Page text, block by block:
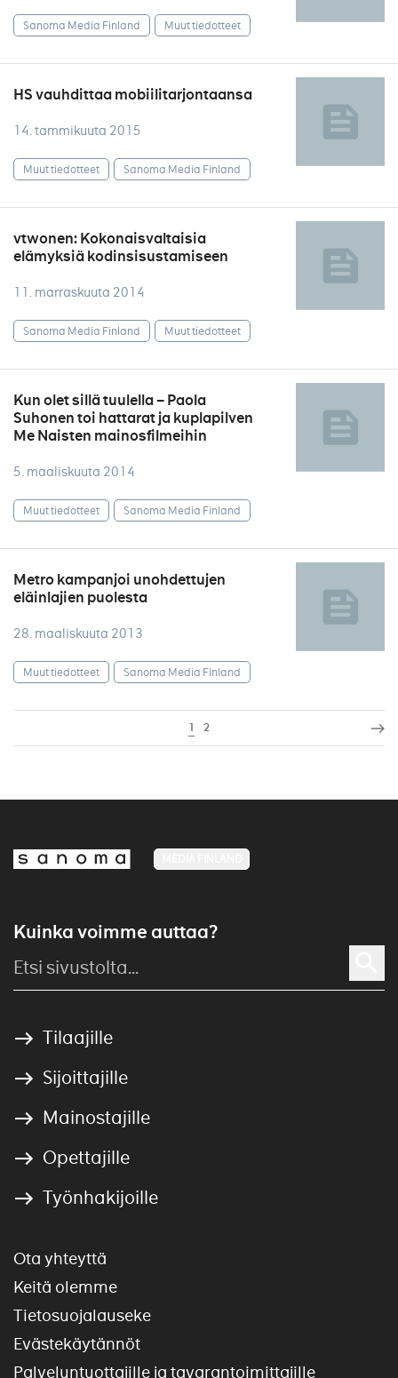
Sanoma Media Finland Muut tiedotteet
HS vauhdittaa mobiilitarjontaansa
14. tammikuuta 2015
Muut tiedotteet Sanoma Media Finland
vtwonen: Kokonaisvaltaisia
elämyksiä kodinsisustamiseen
11. marraskuuta 2014
Sanoma Media Finland Muut tiedotteet
Kun olet sillä tuulella – Paola
Suhonen toi hattarat ja kuplapilven
Me Naisten mainosfilmeihin
5. maaliskuuta 2014
Muut tiedotteet Sanoma Media Finland
Metro kampanjoi unohdettujen
eläinlajien puolesta
28. maaliskuuta 2013
Muut tiedotteet Sanoma Media Finland
1 2
Kuinka voimme auttaa?
Tilaajille
Sijoittajille
Mainostajille
Opettajille
Työnhakijoille
Ota yhteyttä
Keitä olemme
Tietosuojalauseke
Evästekäytännöt
Palveluntuottajille ja tavarantoimittajille